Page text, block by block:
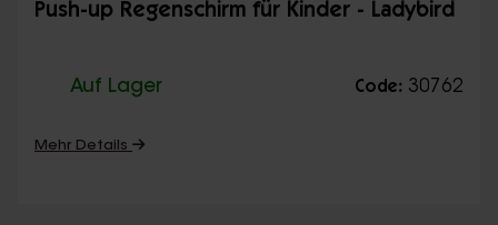
Push-up Regenschirm für Kinder - Ladybird
Auf Lager Code: 30762
Mehr Details